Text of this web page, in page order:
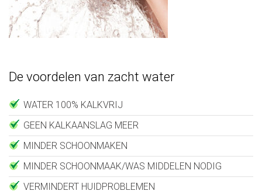
De voordelen van zacht water
WATER 100% KALKVRIJ
GEEN KALKAANSLAG MEER
MINDER SCHOONMAKEN
MINDER SCHOONMAAK/WAS MIDDELEN NODIG
VERMINDERT HUIDPROBLEMEN